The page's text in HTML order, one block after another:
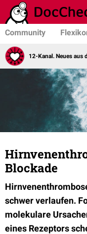
Community
12-Kanal. Neues aus
Blockade
schwer verlaufen.
molekulare
eines Rezeptors